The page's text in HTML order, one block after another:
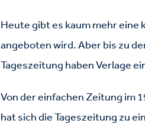
Heute gibt es kaum mehr eine
angeboten wird. Aber bis zu
Tageszeitung haben Verlage
Von der einfachen Zeitung im
hat sich die Tageszeitung zu